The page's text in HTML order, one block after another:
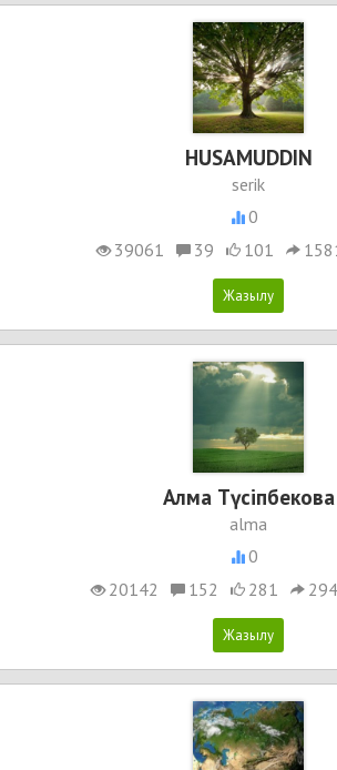
HUSAMUDDIN
serik
0
39061
39 101
Алма Түсіпбекова
alma
0
20142
152 281 294